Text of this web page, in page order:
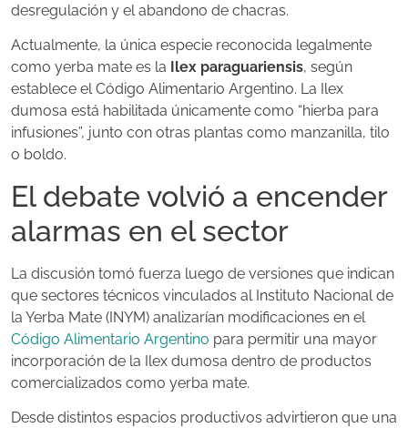
desregulación y el abandono de chacras.
Actualmente, la única especie reconocida legalmente
como yerba mate es la Ilex paraguariensis, según
establece el Código Alimentario Argentino. La Ilex
dumosa está habilitada únicamente como “hierba para
infusiones”, junto con otras plantas como manzanilla, tilo
o boldo.
El debate volvió a encender
alarmas en el sector
La discusión tomó fuerza luego de versiones que indican
que sectores técnicos vinculados al Instituto Nacional de
la Yerba Mate (INYM) analizarían modificaciones en el
Código Alimentario Argentino para permitir una mayor
incorporación de la Ilex dumosa dentro de productos
comercializados como yerba mate.
Desde distintos espacios productivos advirtieron que una